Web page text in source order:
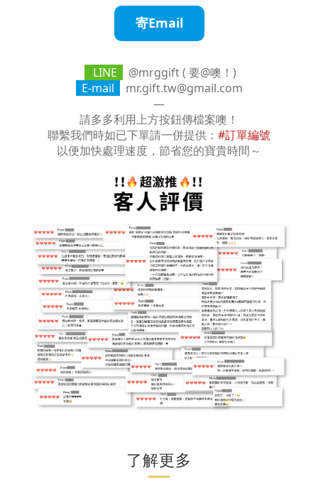
寄Email
LINE
@mrggift ( 要@噢！)
E-mail
mr.gift.tw@gmail.com
—
請多多利用上方按鈕傳檔案噢！
聯繫我們時如已下單請一併提供： #訂單編號
以便加快處理速度，節省您的寶貴時間～
了解更多